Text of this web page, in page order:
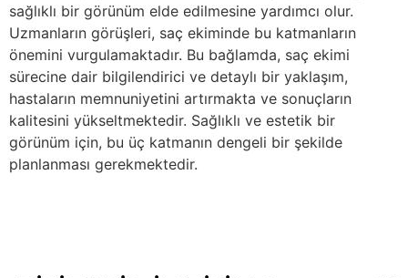
sağlıklı bir görünüm elde edilmesine yardımcı olur.
Uzmanların görüşleri, saç ekiminde bu katmanların
önemini vurgulamaktadır. Bu bağlamda, saç ekimi
sürecine dair bilgilendirici ve detaylı bir yaklaşım,
hastaların memnuniyetini artırmakta ve sonuçların
kalitesini yükseltmektedir. Sağlıklı ve estetik bir
görünüm için, bu üç katmanın dengeli bir şekilde
planlanması gerekmektedir.